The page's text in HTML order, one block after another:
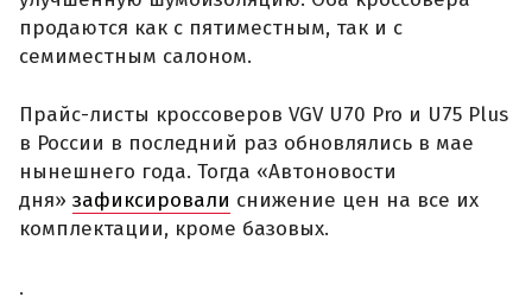
продаются как с пятиместным, так и с
семиместным салоном.
Прайс-листы кроссоверов VGV U70 Pro и U75 Plus
в России в последний раз обновлялись в мае
нынешнего года. Тогда «Автоновости
дня» зафиксировали снижение цен на все их
комплектации, кроме базовых.
.